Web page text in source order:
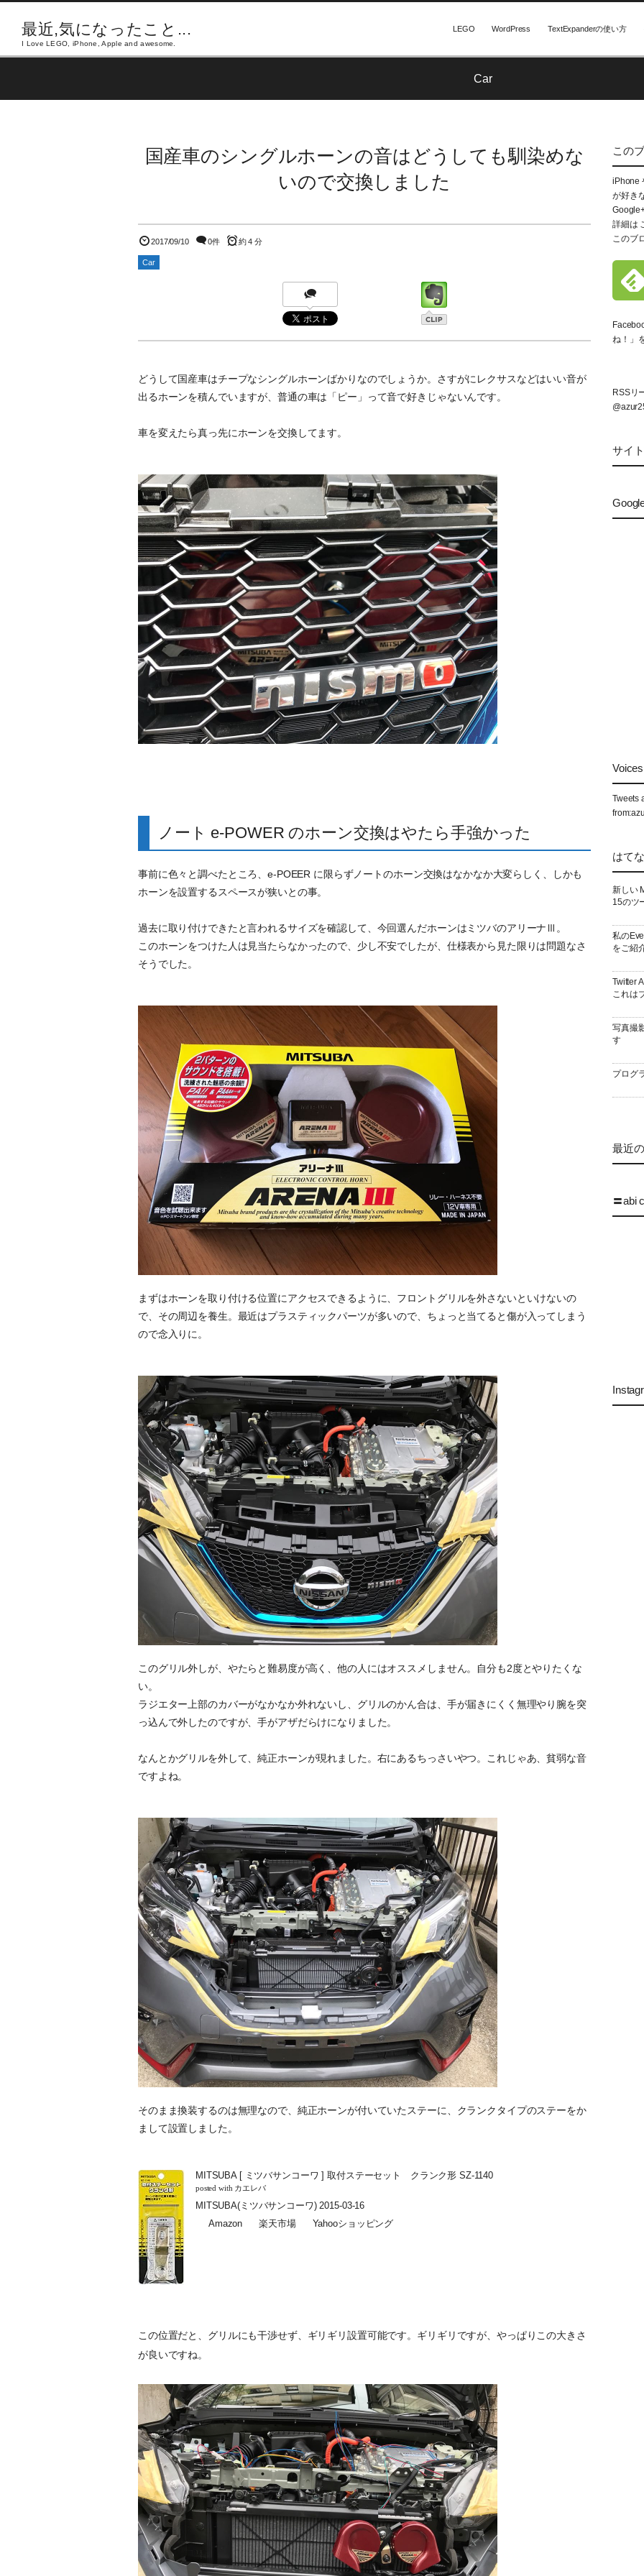
最近,気になったこと...
I Love LEGO, iPhone, Apple and awesome.
LEGO WordPress TextExpanderの使い方
Car
国産車のシングルホーンの音はどうしても馴染めな
いので交換しました
2017/09/10 0件 約 4 分
Car
どうして国産車はチープなシングルホーンばかりなのでしょうか。さすがにレクサスなどはいい音が
出るホーンを積んでいますが、普通の車は「ピー」って音で好きじゃないんです。
車を変えたら真っ先にホーンを交換してます。
ノート e-POWER のホーン交換はやたら手強かった
事前に色々と調べたところ、e-POEER に限らずノートのホーン交換はなかなか大変らしく、しかも
ホーンを設置するスペースが狭いとの事。
過去に取り付けできたと言われるサイズを確認して、今回選んだホーンはミツバのアリーナⅢ。
このホーンをつけた人は見当たらなかったので、少し不安でしたが、仕様表から見た限りは問題なさ
そうでした。
まずはホーンを取り付ける位置にアクセスできるように、フロントグリルを外さないといけないの
で、その周辺を養生。最近はプラスティックパーツが多いので、ちょっと当てると傷が入ってしまう
ので念入りに。
このグリル外しが、やたらと難易度が高く、他の人にはオススメしません。自分も2度とやりたくな
い。
ラジエター上部のカバーがなかなか外れないし、グリルのかん合は、手が届きにくく無理やり腕を突
っ込んで外したのですが、手がアザだらけになりました。
なんとかグリルを外して、純正ホーンが現れました。右にあるちっさいやつ。これじゃあ、貧弱な音
ですよね。
そのまま換装するのは無理なので、純正ホーンが付いていたステーに、クランクタイプのステーをか
まして設置しました。
MITSUBA [ ミツバサンコーワ ] 取付ステーセット クランク形 SZ-1140
posted with カエレバ
MITSUBA(ミツバサンコーワ) 2015-03-16
Amazon
楽天市場 Yahooショッピング
この位置だと、グリルにも干渉せず、ギリギリ設置可能です。ギリギリですが、やっぱりこの大きさ
が良いですね。
この
iPhone
が好き
詳細は
このブ
ね！」
RSSリ
サイ
Tweets
はて
新しい
15のツ
私の
をご紹
Twitter
これは
写真撮
す
プログ
最近
〓abi